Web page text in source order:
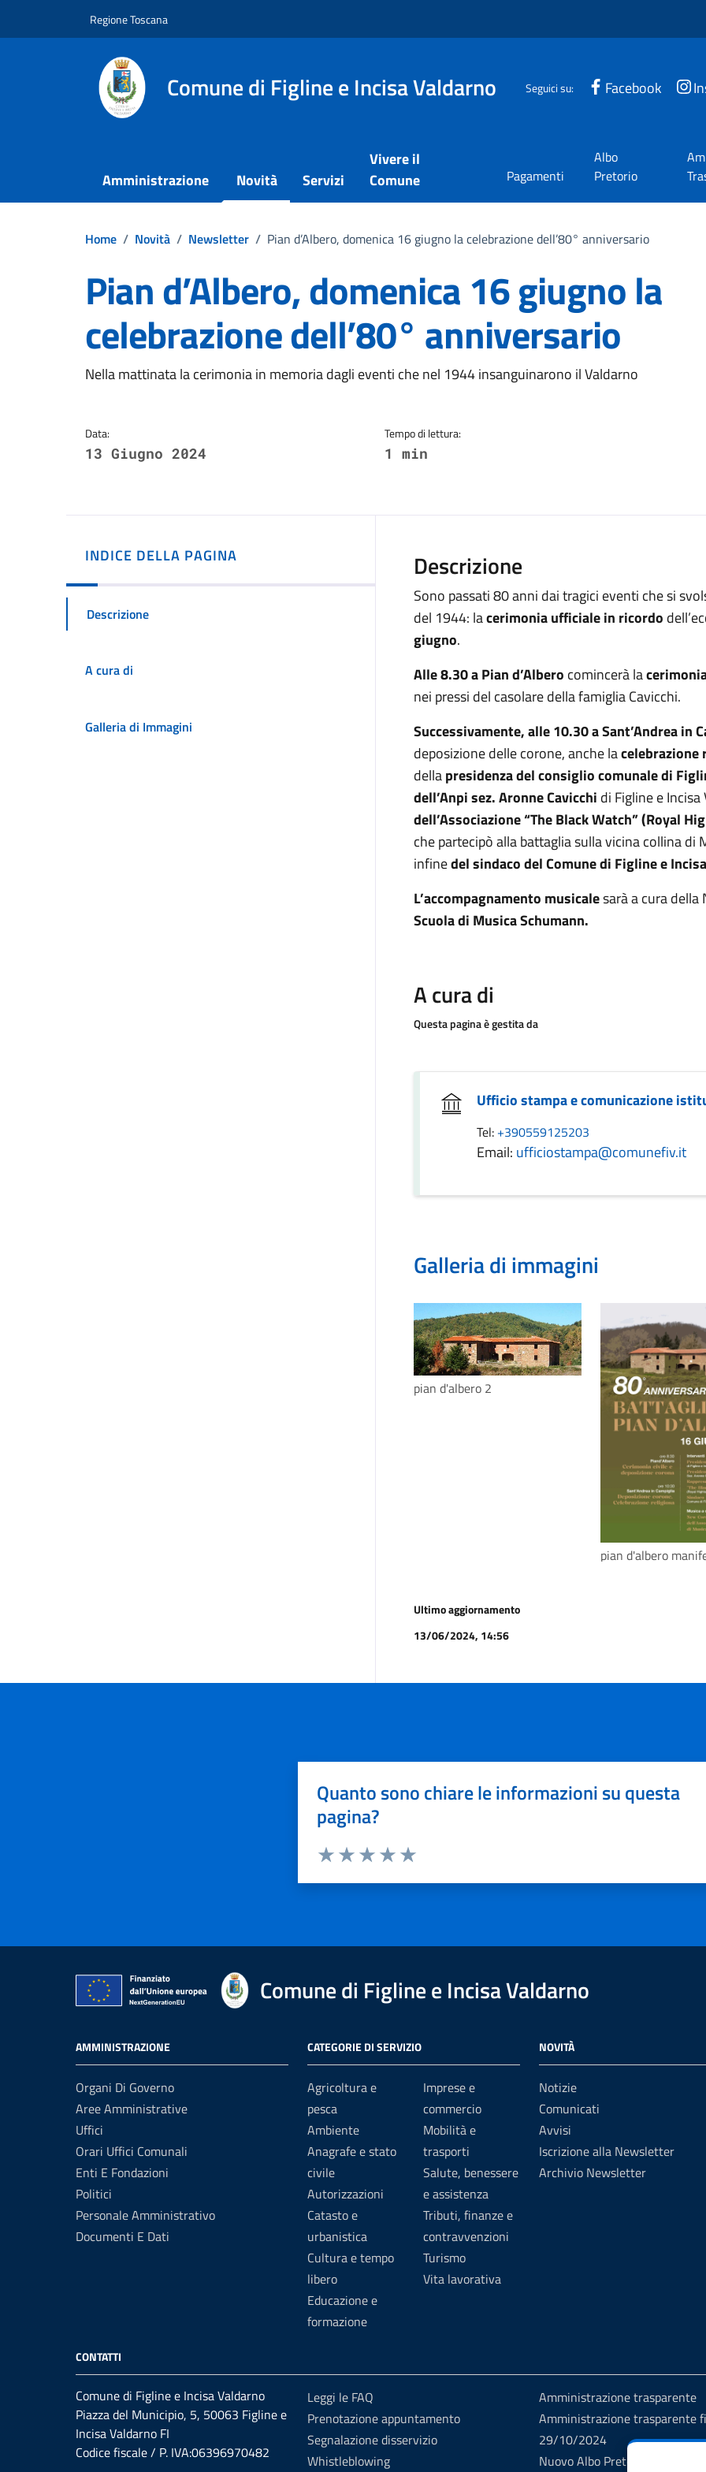
Regione Toscana
Comune di Figline e Incisa Valdarno Seguici su: Facebook
Amministrazione Novità Servizi
Vivere il
Comune
Pagamenti
Albo
Pretorio
Home / Novità / Newsletter / Pian d’Albero, domenica 16 giugno la celebrazione dell’80° anniversario
Pian d’Albero, domenica 16 giugno la
celebrazione dell’80° anniversario
Dettagli della notizia
Nella mattinata la cerimonia in memoria dagli eventi che nel 1944 insanguinarono il Valdarno
Data:
13 Giugno 2024
Tempo di lettura:
1 min
INDICE DELLA PAGINA
Descrizione
A cura di
Galleria di Immagini
Descrizione
Sono passati 80 anni dai tragici eventi che si
del 1944: lacerimonia ufficiale in ricordo
giugno.
Alle 8.30 a Pian d’Albero comincerà la
nei pressi del casolare della famiglia Cavicchi.
Successivamente, alle 10.30 a Sant’Andrea in
deposizione delle corone, anche lacelebrazione
dellapresidenza delconsiglio comunale di
dell’Anpi sez. Aronne Cavicchi di Figline e
dell’Associazione “The Black Watch” (Royal
che partecipò alla battaglia sulla vicina collina di
infinedel sindaco del Comune di Figline e
L’accompagnamento musicalesarà a cura
Scuola di Musica Schumann.
A cura di
Questa pagina è gestita da
Ufficio stampa e comunicazione
Tel: +390559125203
Email: ufficiostampa@comunefiv.it
Galleria di immagini
pian d'albero 2
pian d'albero
Ultimo aggiornamento
13/06/2024, 14:56
Quanto sono chiare le informazioni su questa
pagina?
Comune di Figline e Incisa Valdarno
AMMINISTRAZIONE
Organi Di Governo
Aree Amministrative
Uffici
Orari Uffici Comunali
Enti E Fondazioni
Politici
Personale Amministrativo
Documenti E Dati
CATEGORIE DI SERVIZIO
Agricoltura e
pesca
Ambiente
Anagrafe e stato
civile
Autorizzazioni
Catasto e
urbanistica
Cultura e tempo
libero
Educazione e
formazione
Imprese e
commercio
Mobilità e
trasporti
Salute, benessere
e assistenza
Tributi, finanze e
contravvenzioni
Turismo
Vita lavorativa
NOVITÀ
Notizie
Comunicati
Avvisi
Iscrizione alla Newsletter
Archivio Newsletter
CONTATTI
Comune di Figline e Incisa Valdarno
Piazza del Municipio, 5, 50063 Figline e
Incisa Valdarno FI
Codice fiscale / P. IVA:06396970482
Leggi le FAQ
Prenotazione appuntamento
Segnalazione disservizio
Whistleblowing
Amministrazione trasparente
Amministrazione trasparente
29/10/2024
Nuovo Albo Pretorio